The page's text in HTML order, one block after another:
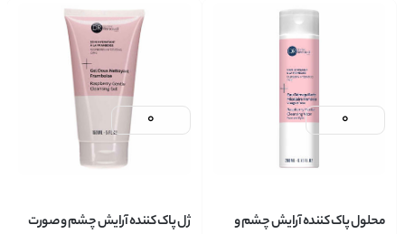
محلول پاک کننده آرایش چشم و
ژل پاک کننده آرایش چشم و صورت